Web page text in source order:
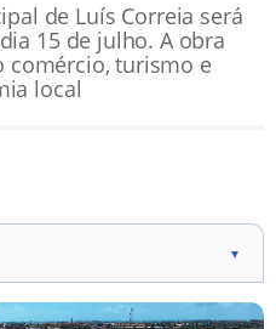
de Luís Correia será
15 de julho. A obra
comércio, turismo e
local
▼
Luís Correia será aberto